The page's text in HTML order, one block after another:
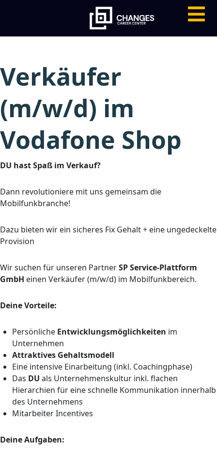
Verkäufer
(m/w/d) im
Vodafone Shop
DU hast Spaß im Verkauf?
Dann revolutioniere mit uns gemeinsam die
Mobilfunkbranche!
Dazu bieten wir ein sicheres Fix Gehalt + eine ungedeckelte
Provision
Wir suchen für unseren PartnerSP Service-Plattform
GmbH einen Verkäufer (m/w/d) im Mobilfunkbereich.
Deine Vorteile:
Persönliche Entwicklungsmöglichkeiten im
Unternehmen
Attraktives Gehaltsmodell
Eine intensive Einarbeitung (inkl. Coachingphase)
Das DU als Unternehmenskultur inkl. flachen
Hierarchien für eine schnelle Kommunikation innerhalb
des Unternehmens
Mitarbeiter Incentives
Deine Aufgaben: